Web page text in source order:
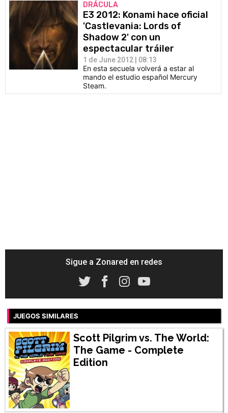
DRÁCULA
E3 2012: Konami hace oficial
'Castlevania: Lords of
Shadow 2' con un
espectacular tráiler
1 de June 2012 | 08:13
En esta secuela volverá a estar al
mando el estudio español Mercury
Steam.
Sigue a Zonared en redes
JUEGOS SIMILARES
Scott Pilgrim vs. The World:
The Game - Complete
Edition